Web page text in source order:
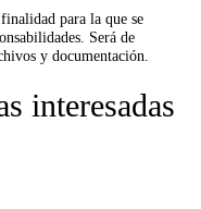
para la que se
Será de
y documentación.
interesadas